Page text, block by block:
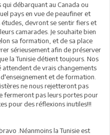
qui débarquant au Canada ou
pays en vue de peaufiner et
devront se sentir fiers et
camarades. Je souhaite bien
sa formation, et de sa place
sérieusement afin de préserver
la Tunisie détient toujours. Nos
attendent de vrais changements
et de formation.
ne nous rejetteront pas
fermeront pas leurs portes pour
pour des réflexions inutiles!!!
.Néanmoins la Tunisie est